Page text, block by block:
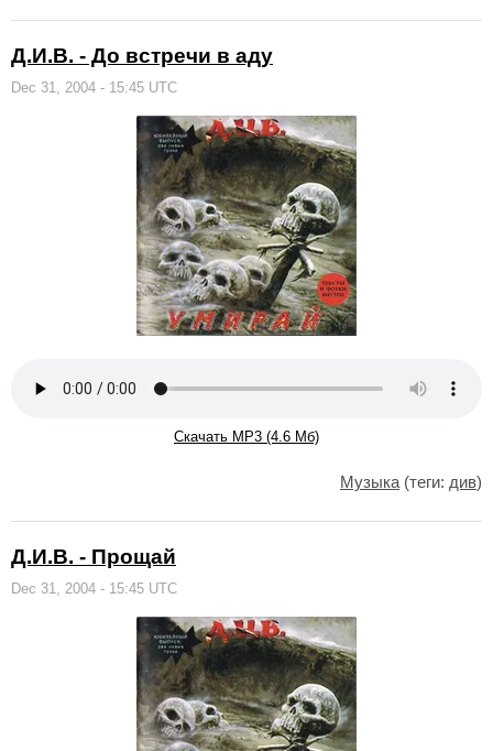
Д.И.В. - До встречи в аду
Dec 31, 2004 - 15:45 UTC
Скачать MP3 (4.6 Мб)
Музыка (теги: див)
Д.И.В. - Прощай
Dec 31, 2004 - 15:45 UTC